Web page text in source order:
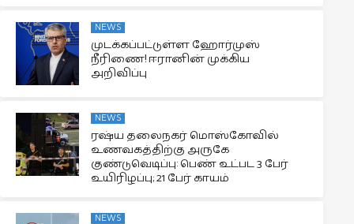
NEWS
முடக்கப்பட்டுள்ள ஹோர்முஸ்
நீரிணை! ஈரானின் முக்கிய
அறிவிப்பு
NEWS
ரஷ்ய தலைநகர் மொஸ்கோவில்
உணவகத்திற்கு அருகே
குண்டுவெடிப்பு: பெண் உட்பட 3 பேர்
உயிரிழப்பு; 21 பேர் காயம்
NEWS